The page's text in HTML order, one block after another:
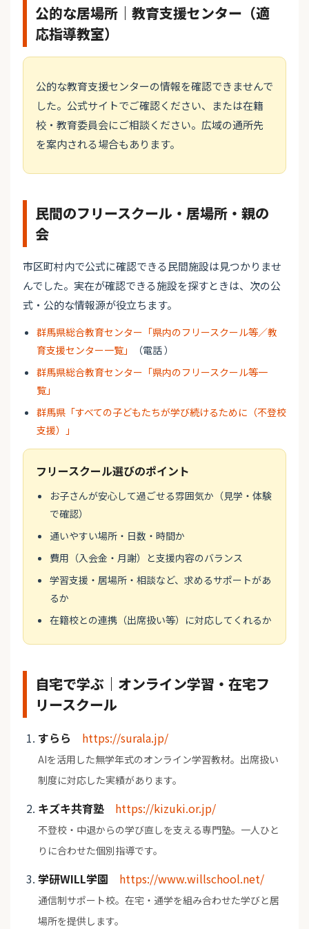
公的な居場所｜教育支援センター（適
応指導教室）
公的な教育支援センターの情報を確認できませんで
した。公式サイトでご確認ください、または在籍
校・教育委員会にご相談ください。広域の通所先
を案内される場合もあります。
民間のフリースクール・居場所・親の
会
市区町村内で公式に確認できる民間施設は見つかりませ
んでした。実在が確認できる施設を探すときは、次の公
式・公的な情報源が役立ちます。
群馬県総合教育センター「県内のフリースクール等／教
育支援センター一覧」
（電話 ）
群馬県総合教育センター「県内のフリースクール等一
覧」
群馬県「すべての子どもたちが学び続けるために（不登校
支援）」
フリースクール選びのポイント
お子さんが安心して過ごせる雰囲気か（見学・体験
で確認）
通いやすい場所・日数・時間か
費用（入会金・月謝）と支援内容のバランス
学習支援・居場所・相談など、求めるサポートがあ
るか
在籍校との連携（出席扱い等）に対応してくれるか
自宅で学ぶ｜オンライン学習・在宅フ
リースクール
すらら https://surala.jp/
AIを活用した無学年式のオンライン学習教材。出席扱い
制度に対応した実績があります。
キズキ共育塾 https://kizuki.or.jp/
不登校・中退からの学び直しを支える専門塾。一人ひと
りに合わせた個別指導です。
学研WILL学園 https://www.willschool.net/
通信制サポート校。在宅・通学を組み合わせた学びと居
場所を提供します。